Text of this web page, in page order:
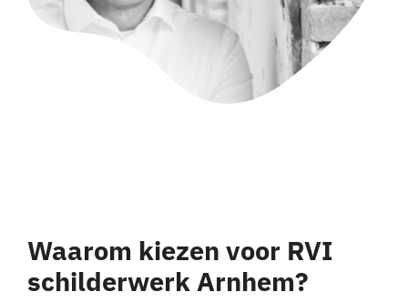
Waarom kiezen voor RVI
schilderwerk Arnhem?